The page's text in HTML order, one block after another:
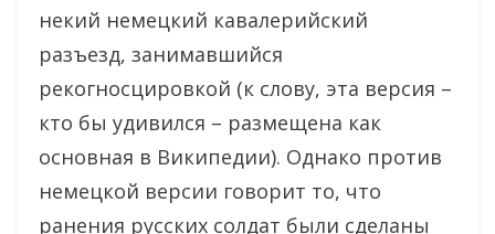
некий немецкий кавалерийский
разъезд, занимавшийся
рекогносцировкой (к слову, эта версия –
кто бы удивился – размещена как
основная в Википедии). Однако против
немецкой версии говорит то, что
ранения русских солдат были сделаны